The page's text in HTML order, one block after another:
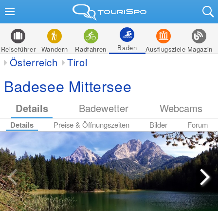
Reiseführer Wandern Radfahren Baden Ausflugsziele Magazin
Österreich Tirol
Badesee Mittersee
Details Badewetter Webcams
Details Preise & Öffnungszeiten Bilder Forum